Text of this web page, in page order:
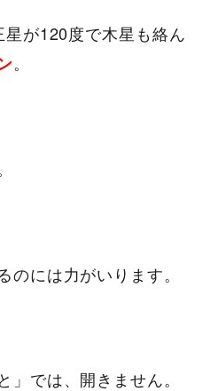
星が120度で木星も絡ん
。
には力がいります。
」では、開きません。